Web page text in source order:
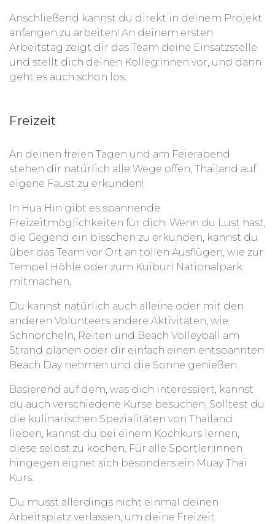
Anschließend kannst du direkt in deinem Projekt
anfangen zu arbeiten! An deinem ersten
Arbeitstag zeigt dir das Team deine Einsatzstelle
und stellt dich deinen Kolleg:innen vor, und dann
geht es auch schon los.
Freizeit
An deinen freien Tagen und am Feierabend
stehen dir natürlich alle Wege offen, Thailand auf
eigene Faust zu erkunden!
In Hua Hin gibt es spannende
Freizeitmöglichkeiten für dich. Wenn du Lust hast,
die Gegend ein bisschen zu erkunden, kannst du
über das Team vor Ort an tollen Ausflügen, wie zur
Tempel Höhle oder zum Kuiburi Nationalpark
mitmachen.
Du kannst natürlich auch alleine oder mit den
anderen Volunteers andere Aktivitäten, wie
Schnorcheln, Reiten und Beach Volleyball am
Strand planen oder dir einfach einen entspannten
Beach Day nehmen und die Sonne genießen.
Basierend auf dem, was dich interessiert, kannst
du auch verschiedene Kurse besuchen. Solltest du
die kulinarischen Spezialitäten von Thailand
lieben, kannst du bei einem Kochkurs lernen,
diese selbst zu kochen. Für alle Sportler:innen
hingegen eignet sich besonders ein Muay Thai
Kurs.
Du musst allerdings nicht einmal deinen
Arbeitsplatz verlassen, um deine Freizeit